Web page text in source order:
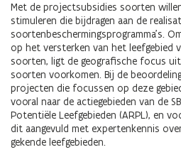
Met de projectsubsidies soorten
stimuleren die bijdragen aan de
soortenbeschermingsprogramma’s.
op het versterken van het leefgebied
soorten, ligt de geografische focus
soorten voorkomen. Bij de
projecten die focussen op deze
vooral naar de actiegebieden van de
Potentiële Leefgebieden (ARPL), en
dit aangevuld met expertenkennis
gekende leefgebieden.